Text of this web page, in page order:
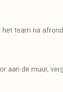
het team na
aan de muur,